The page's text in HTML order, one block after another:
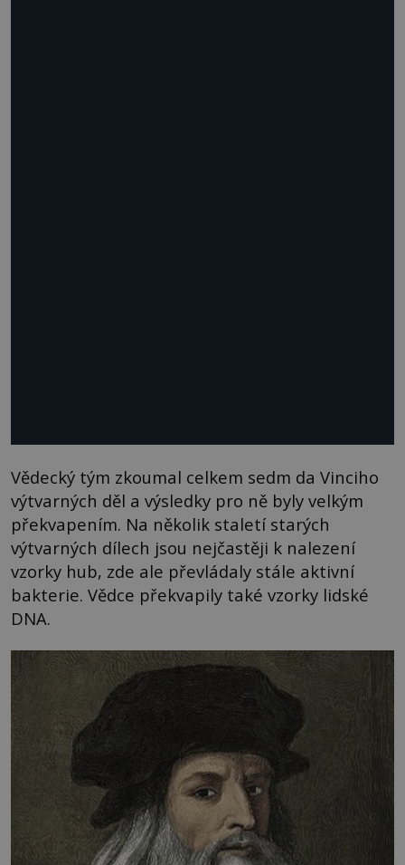
Vědecký tým zkoumal celkem sedm da Vinciho
výtvarných děl a výsledky pro ně byly velkým
překvapením. Na několik staletí starých
výtvarných dílech jsou nejčastěji k nalezení
vzorky hub, zde ale převládaly stále aktivní
bakterie. Vědce překvapily také vzorky lidské
DNA.